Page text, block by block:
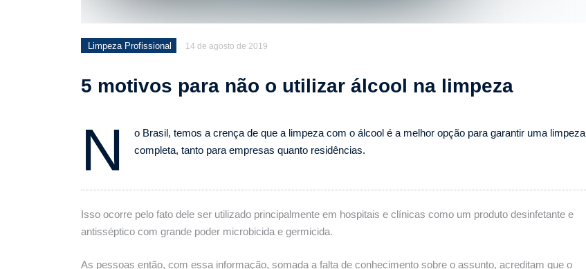
Limpeza Profissional 14 de agosto de 2019
5 motivos para não o utilizar álcool na limpeza
N
o Brasil, temos a crença de que a limpeza com o álcool é a melhor opção para garantir uma limpeza
completa, tanto para empresas quanto residências.
Isso ocorre pelo fato dele ser utilizado principalmente em hospitais e clínicas como um produto desinfetante e
antisséptico com grande poder microbicida e germicida.
As pessoas então, com essa informação, somada a falta de conhecimento sobre o assunto, acreditam que o